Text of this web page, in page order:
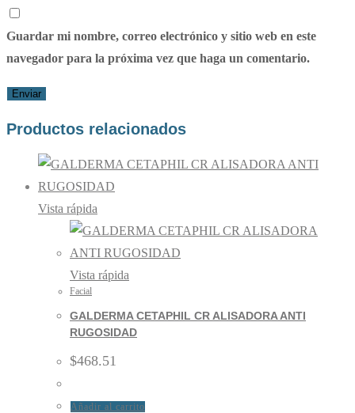
Guardar mi nombre, correo electrónico y sitio web en este
navegador para la próxima vez que haga un comentario.
Productos relacionados
Vista rápida
Vista rápida
Facial
GALDERMA CETAPHIL CR ALISADORA ANTI
RUGOSIDAD
$468.51
Añadir al carrito